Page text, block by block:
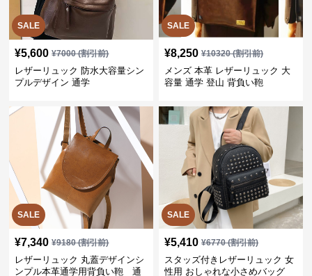
SALE
¥5,600 ¥7000(割引前)
レザーリュック 防水大容量シン
プルデザイン 通学
SALE
¥8,250 ¥10320(割引前)
メンズ 本革 レザーリュック 大
容量 通学 登山 背負い鞄
SALE
¥7,340 ¥9180(割引前)
レザーリュック 丸蓋デザインシ
ンプル本革通学用背負い鞄 通
SALE
¥5,410 ¥6770(割引前)
スタッズ付きレザーリュック 女
性用 おしゃれな小さめバッグ